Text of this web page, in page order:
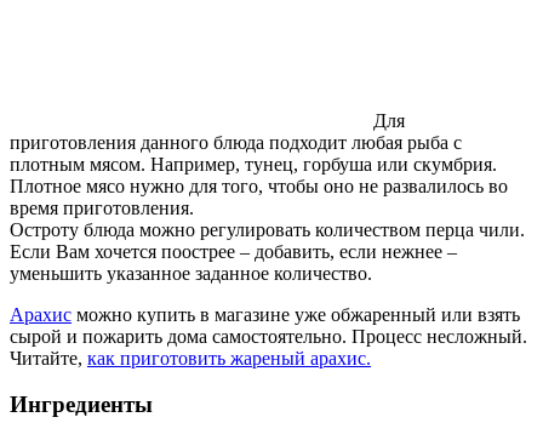
Для
приготовления данного блюда подходит любая рыба с
плотным мясом. Например, тунец, горбуша или скумбрия.
Плотное мясо нужно для того, чтобы оно не развалилось во
время приготовления.
Остроту блюда можно регулировать количеством перца чили.
Если Вам хочется поострее – добавить, если нежнее –
уменьшить указанное заданное количество.
Арахис можно купить в магазине уже обжаренный или взять
сырой и пожарить дома самостоятельно. Процесс несложный.
Читайте, как приготовить жареный арахис.
Ингредиенты